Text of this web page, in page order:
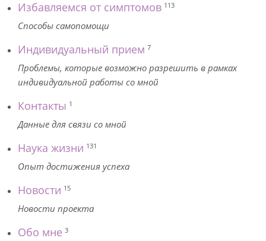
Избавляемся от симптомов 113
Способы самопомощи
Индивидуальный прием 7
Проблемы, которые возможно разрешить в рамках
индивидуальной работы со мной
Контакты 1
Данные для связи со мной
Наука жизни 131
Опыт достижения успеха
Новости 15
Новости проекта
Обо мне 3